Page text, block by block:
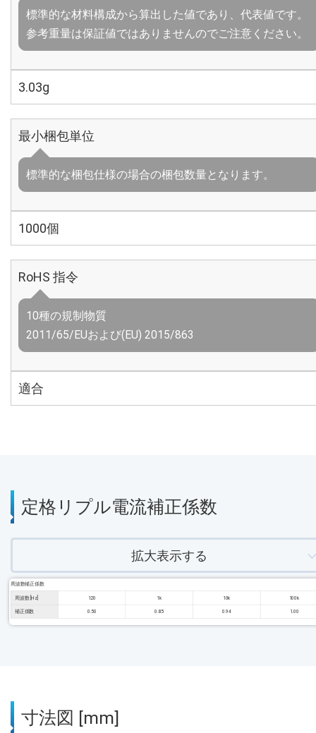
標準的な材料構成から算出した値であり、代表値です。
参考重量は保証値ではありませんのでご注意ください。
3.03g
最小梱包単位
標準的な梱包仕様の場合の梱包数量となります。
1000個
RoHS 指令
10種の規制物質
2011/65/EUおよび(EU) 2015/863
適合
定格リプル電流補正係数
拡大表示する
周波数補正係数
周波数 [Hz] 120 1k 10k 100k
補正係数 0.50 0.85 0.94 1.00
寸法図 [mm]